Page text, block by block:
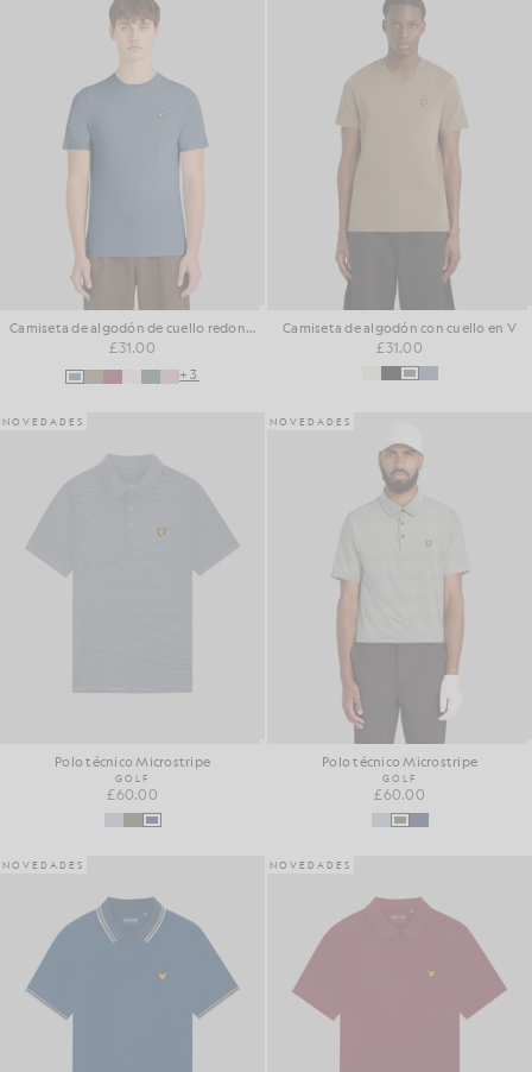
Camiseta de algodón de cuello redondo para el día a día
£31.00
+3
Camiseta de algodón con cuello en V
£31.00
NOVEDADES
Polo técnico Microstripe
GOLF
£60.00
NOVEDADES
Polo técnico Microstripe
GOLF
£60.00
NOVEDADES NOVEDADES